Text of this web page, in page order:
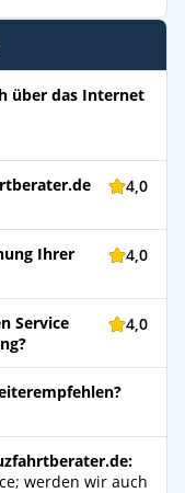
über das Internet
4,0
Ihrer
4,0
Service
4,0
werden wir auch